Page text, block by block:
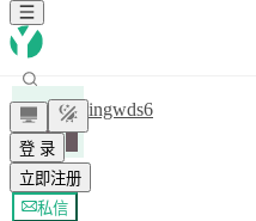
登 录
立即注册
kingwds6
+ 关注
私信